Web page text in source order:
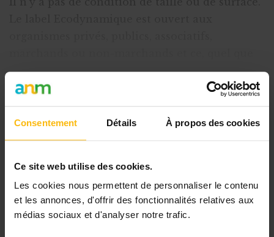
Consentement Détails À propos des cookies
Ce site web utilise des cookies.
Les cookies nous permettent de personnaliser le contenu
et les annonces, d'offrir des fonctionnalités relatives aux
médias sociaux et d'analyser notre trafic.
soit le secteur.Les conditions à respecter :
posséder un site d’activité en région Bruxell
Cet article est réservé aux
L’abonnement MonASBL vous donne
un accès complet à des ressources
pratiques et à une expertise actualisée
pour gérer efficacement votre ASBL.